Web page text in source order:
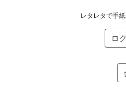
レタレタで手
ロ